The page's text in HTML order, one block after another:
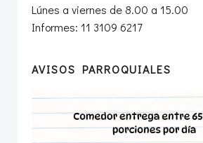
Lúnes a viernes de 8.00 a 15.00
Informes: 11 3109 6217
AVISOS PARROQUIALES